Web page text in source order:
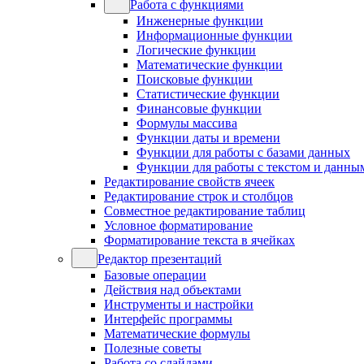
Работа с функциями
Инженерные функции
Информационные функции
Логические функции
Математические функции
Поисковые функции
Статистические функции
Финансовые функции
Формулы массива
Функции даты и времени
Функции для работы с базами данных
Функции для работы с текстом и
Редактирование свойств ячеек
Редактирование строк и столбцов
Совместное редактирование таблиц
Условное форматирование
Форматирование текста в ячейках
Редактор презентаций
Базовые операции
Действия над объектами
Инструменты и настройки
Интерфейс программы
Математические формулы
Полезные советы